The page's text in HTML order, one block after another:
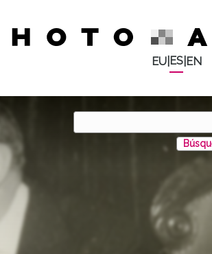
EU| ES| EN